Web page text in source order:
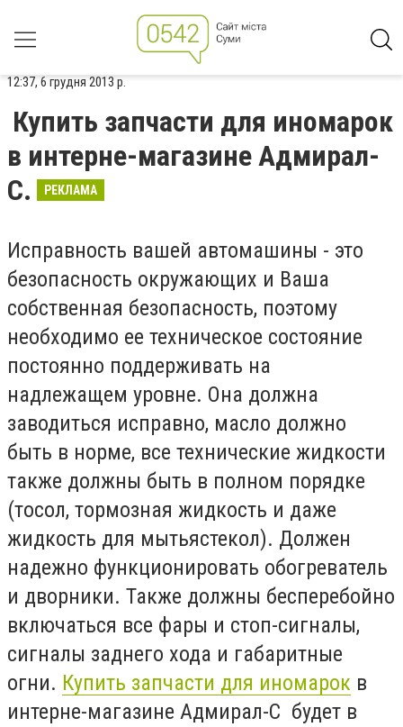
12:37, 6 грудня 2013 р.
Купить запчасти для иномарок
в интерне-магазине Адмирал-
С.
РЕКЛАМА
Исправность вашей автомашины - это
безопасность окружающих и Ваша
собственная безопасность, поэтому
необходимо ее техническое состояние
постоянно поддерживать на
надлежащем уровне. Она должна
заводиться исправно, масло должно
быть в норме, все технические жидкости
также должны быть в полном порядке
(тосол, тормозная жидкость и даже
жидкость для мытьястекол). Должен
надежно функционировать обогреватель
и дворники. Также должны бесперебойно
включаться все фары и стоп-сигналы,
сигналы заднего хода и габаритные
огни. Купить запчасти для иномарок в
интерне-магазине Адмирал-С будет в